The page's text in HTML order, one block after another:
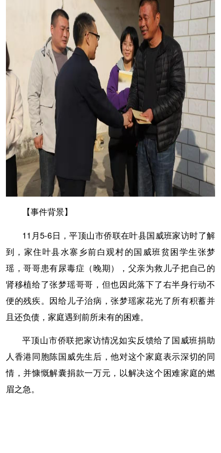
【事件背景】
11月5-6日，平顶山市侨联在叶县国威班家访时了解
到，家住叶县水寨乡前白观村的国威班贫困学生张梦
瑶，哥哥患有尿毒症（晚期），父亲为救儿子把自己的
肾移植给了张梦瑶哥哥，但也因此落下了右半身行动不
便的残疾。因给儿子治病，张梦瑶家花光了所有积蓄并
且还负债，家庭遇到前所未有的困难。
平顶山市侨联把家访情况如实反馈给了国威班捐助
人香港同胞陈国威先生后，他对这个家庭表示深切的同
情，并慷慨解囊捐款一万元，以解决这个困难家庭的燃
眉之急。